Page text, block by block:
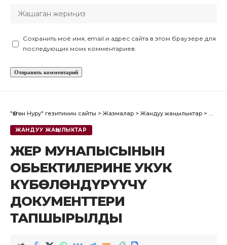
Сохранить моё имя, email и адрес сайта в этом браузере для
последующих моих комментариев.
"Өзгөн Нуру" гезитинин сайты > Жазмалар > Жандуу жаңылыктар > ЖЕР
ЖАНДУУ ЖАҢЫЛЫКТАР
ЖЕР МУНАПЫСЫНЫН
ОБЬЕКТИЛЕРИНЕ УКУК
КҮБӨЛӨНДҮРҮҮЧҮ
ДОКУМЕНТТЕРИ
ТАПШЫРЫЛДЫ